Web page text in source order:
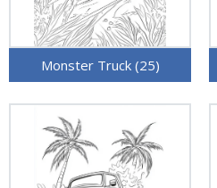
Monster Truck (25)